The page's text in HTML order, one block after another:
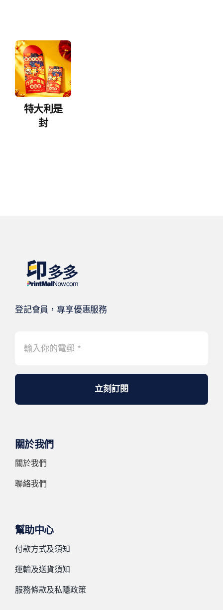
特大利是
封
登記會員，專享優惠服務
立刻訂閱
關於我們
關於我們
聯絡我們
幫助中心
付款方式及須知
運輸及送貨須知
服務條款及私隱政策